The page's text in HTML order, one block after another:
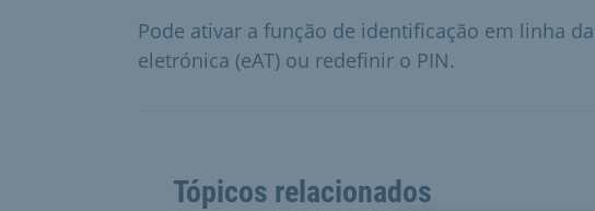
Pode ativar a função de identificação em linha
eletrónica (eAT) ou redefinir o PIN.
Tópicos relacionados